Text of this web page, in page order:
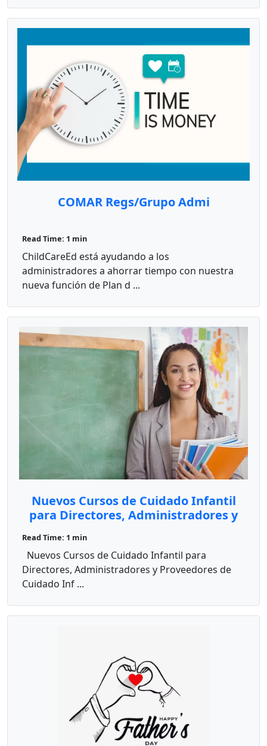
COMAR Regs/Grupo Admi
Read Time: 1 min
ChildCareEd está ayudando a los
administradores a ahorrar tiempo con nuestra
nueva función de Plan d ...
Nuevos Cursos de Cuidado Infantil
para Directores, Administradores y
Read Time: 1 min
Nuevos Cursos de Cuidado Infantil para
Directores, Administradores y Proveedores de
Cuidado Inf ...